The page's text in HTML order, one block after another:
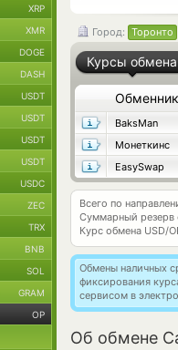
Город: Торонто
Курсы обмена
Обменник
BaksMan
Монеткинс
EasySwap
Всего по
Суммарный резерв
Курс обмена USD/
Обмены наличных
фиксирования
сервисом в
Об обмене
XRP
XMR
DOGE
DASH
USDT
USDT
USDT
USDT
USDC
ZEC
TRX
BNB
SOL
GRAM
OP